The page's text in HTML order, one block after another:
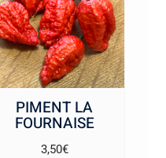
PIMENT LA
FOURNAISE
3,50€